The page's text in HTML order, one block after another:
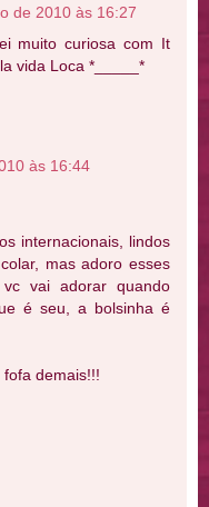
de 2010 às 16:27
muito curiosa com It
vida Loca *_____*
às 16:44
internacionais, lindos
mas adoro esses
vai adorar quando
é seu, a bolsinha é
demais!!!